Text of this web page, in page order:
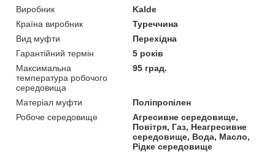
Виробник
Kalde
Країна виробник
Туреччина
Вид муфти
Перехідна
Гарантійний термін
5 років
Максимальна
температура робочого
середовища
95 град.
Матеріал муфти
Поліпропілен
Робоче середовище
Агресивне середовище,
Повітря, Газ, Неагресивне
середовище, Вода, Масло,
Рідке середовище